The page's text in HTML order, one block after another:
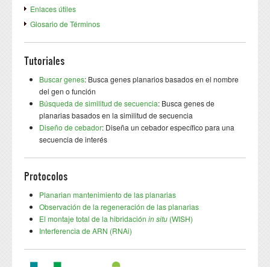
Enlaces útiles
Glosario de Términos
Tutoriales
Buscar genes: Busca genes planarios basados en el nombre
del gen o función
Búsqueda de similitud de secuencia: Busca genes de
planarias basados en la similitud de secuencia
Diseño de cebador: Diseña un cebador específico para una
secuencia de interés
Protocolos
Planarian mantenimiento de las planarias
Observación de la regeneración de las planarias
El montaje total de la hibridación in situ (WISH)
Interferencia de ARN (RNAi)